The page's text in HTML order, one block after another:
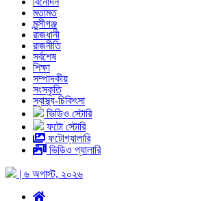
মতামত
মুন্সীগঞ্জ
রাজধানী
রাজনীতি
সর্বশেষ
শিক্ষা
সম্পাদকীয়
সংস্কৃতি
স্বাস্থ্য-চিকিৎসা
ভিডিও স্টোরি
ফটো স্টোরি
ফটোগ্যালারি
ভিডিও গ্যালারি
| ৬ অগাস্ট, ২০২৬